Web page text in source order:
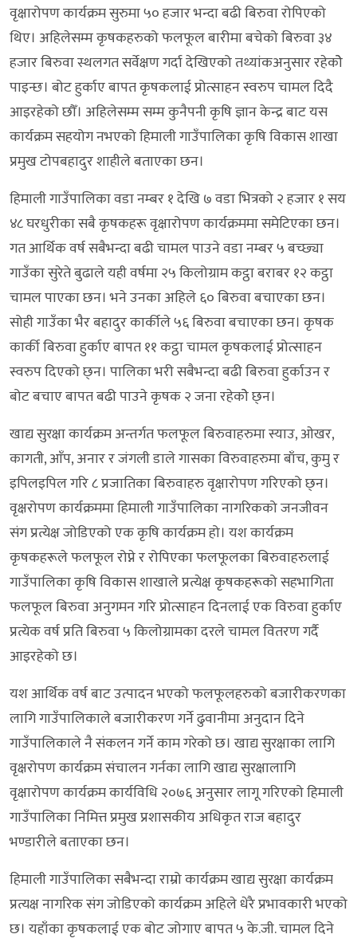
वृक्षारोपण कार्यक्रम सुरुमा ५० हजार भन्दा बढी बिरुवा रोपिएको
थिए। अहिलेसम्म कृषकहरुको फलफूल बारीमा बचेको बिरुवा ३४
हजार बिरुवा स्थलगत सर्वेक्षण गर्दा देखिएको तथ्यांकअनुसार रहेकोे
पाइन्छ। बोट हुर्काए बापत कृषकलाई प्रोत्साहन स्वरुप चामल दिदै
आइरहेको छौँ। अहिलेसम्म सम्म कुनैपनी कृषि ज्ञान केन्द्र बाट यस
कार्यक्रम सहयोग नभएको हिमाली गाउँपालिका कृषि विकास शाखा
प्रमुख टोपबहादुर शाहीले बताएका छन।
हिमाली गाउँपालिका वडा नम्बर १ देखि ७ वडा भित्रको २ हजार १ सय
४८ घरधुरीका सबै कृषकहरू वृक्षारोपण कार्यक्रममा समेटिएका छन।
गत आर्थिक वर्ष सबैभन्दा बढी चामल पाउने वडा नम्बर ५ बच्छ्या
गाउँका सुरेते बुढाले यही वर्षमा २५ किलोग्राम कट्ठा बराबर १२ कट्ठा
चामल पाएका छन। भने उनका अहिले ६० बिरुवा बचाएका छन।
सोही गाउँका भैर बहादुर कार्कीले ५६ बिरुवा बचाएका छन। कृषक
कार्की बिरुवा हुर्काए बापत ११ कट्ठा चामल कृषकलाई प्रोत्साहन
स्वरुप दिएको छ्न। पालिका भरी सबैभन्दा बढी बिरुवा हुर्काउन र
बोट बचाए बापत बढी पाउने कृषक २ जना रहेकोे छ्न।
खाद्य सुरक्षा कार्यक्रम अन्तर्गत फलफूल बिरुवाहरुमा स्याउ, ओखर,
कागती, आँप, अनार र जंगली डाले गासका विरुवाहरुमा बाँच, कुमु र
इपिलइपिल गरि ८ प्रजातिका बिरुवाहरु वृक्षारोपण गरिएको छ्न।
वृक्षरोपण कार्यक्रममा हिमाली गाउँपालिका नागरिकको जनजीवन
संग प्रत्येक्ष जोडिएको एक कृषि कार्यक्रम हो। यश कार्यक्रम
कृषकहरूले फलफूल रोप्ने र रोपिएका फलफूलका बिरुवाहरुलाई
गाउँपालिका कृषि विकास शाखाले प्रत्येक्ष कृषकहरूको सहभागिता
फलफूल बिरुवा अनुगमन गरि प्रोत्साहन दिनलाई एक विरुवा हुर्काए
प्रत्येक वर्ष प्रति बिरुवा ५ किलोग्रामका दरले चामल वितरण गर्दै
आइरहेको छ।
यश आर्थिक वर्ष बाट उत्पादन भएको फलफूलहरुको बजारीकरणका
लागि गाउँपालिकाले बजारीकरण गर्ने ढुवानीमा अनुदान दिने
गाउँपालिकाले नै संकलन गर्ने काम गरेको छ। खाद्य सुरक्षाका लागि
वृक्षरोपण कार्यक्रम संचालन गर्नका लागि खाद्य सुरक्षालागि
वृक्षारोपण कार्यक्रम कार्यविधि २०७६ अनुसार लागू गरिएको हिमाली
गाउँपालिका निमित्त प्रमुख प्रशासकीय अधिकृत राज बहादुर
भण्डारीले बताएका छन।
हिमाली गाउँपालिका सबैभन्दा राम्रो कार्यक्रम खाद्य सुरक्षा कार्यक्रम
प्रत्यक्ष नागरिक संग जोडिएको कार्यक्रम अहिले धेरै प्रभावकारी भएको
छ। यहाँका कृषकलाई एक बोट जोगाए बापत ५ के.जी. चामल दिने